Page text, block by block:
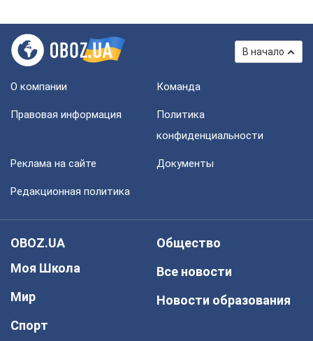
В начало
О компании Команда
Правовая информация
Политика
конфиденциальности
Реклама на сайте Документы
Редакционная политика
OBOZ.UA
Моя Школа
Мир
Спорт
Общество
Все новости
Новости образования